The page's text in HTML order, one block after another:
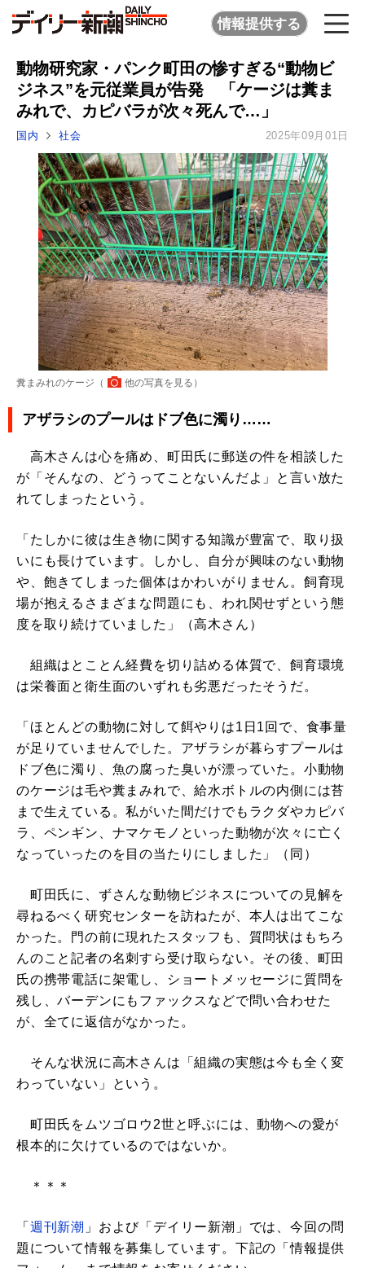
情報提供する
動物研究家・パンク町田の惨すぎる“動物ビ
ジネス”を元従業員が告発 「ケージは糞ま
みれで、カピバラが次々死んで…」
国内 社会 2025年09月01日
糞まみれのケージ（ 他の写真を見る ）
アザラシのプールはドブ色に濁り……
高木さんは心を痛め、町田氏に郵送の件を相談した
が「そんなの、どうってことないんだよ」と言い放た
れてしまったという。
「たしかに彼は生き物に関する知識が豊富で、取り扱
いにも長けています。しかし、自分が興味のない動物
や、飽きてしまった個体はかわいがりません。飼育現
場が抱えるさまざまな問題にも、われ関せずという態
度を取り続けていました」（高木さん）
組織はとことん経費を切り詰める体質で、飼育環境
は栄養面と衛生面のいずれも劣悪だったそうだ。
「ほとんどの動物に対して餌やりは1日1回で、食事量
が足りていませんでした。アザラシが暮らすプールは
ドブ色に濁り、魚の腐った臭いが漂っていた。小動物
のケージは毛や糞まみれで、給水ボトルの内側には苔
まで生えている。私がいた間だけでもラクダやカピバ
ラ、ペンギン、ナマケモノといった動物が次々に亡く
なっていったのを目の当たりにしました」（同）
町田氏に、ずさんな動物ビジネスについての見解を
尋ねるべく研究センターを訪ねたが、本人は出てこな
かった。門の前に現れたスタッフも、質問状はもちろ
んのこと記者の名刺すら受け取らない。その後、町田
氏の携帯電話に架電し、ショートメッセージに質問を
残し、バーデンにもファックスなどで問い合わせた
が、全てに返信がなかった。
そんな状況に高木さんは「組織の実態は今も全く変
わっていない」という。
町田氏をムツゴロウ2世と呼ぶには、動物への愛が
根本的に欠けているのではないか。
＊＊＊
「 週刊新潮 」および「デイリー新潮」では、今回の問
題について情報を募集しています。下記の「情報提供